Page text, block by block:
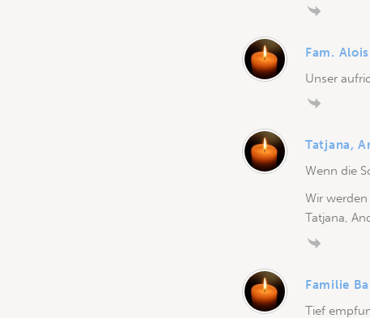
Fam.
Unser
Tatjana,
Wenn die
Wir
Tatjana,
Familie
Tief